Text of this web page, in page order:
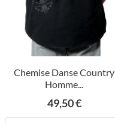
Chemise Danse Country
Homme...
Prix
49,50 €